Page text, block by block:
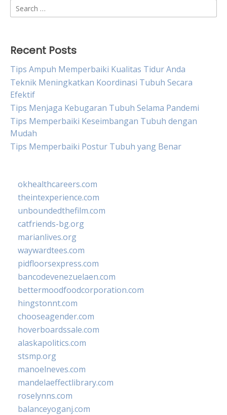
Search
for:
Recent Posts
Tips Ampuh Memperbaiki Kualitas Tidur Anda
Teknik Meningkatkan Koordinasi Tubuh Secara
Efektif
Tips Menjaga Kebugaran Tubuh Selama Pandemi
Tips Memperbaiki Keseimbangan Tubuh dengan
Mudah
Tips Memperbaiki Postur Tubuh yang Benar
okhealthcareers.com
theintexperience.com
unboundedthefilm.com
catfriends-bg.org
marianlives.org
waywardtees.com
pidfloorsexpress.com
bancodevenezuelaen.com
bettermoodfoodcorporation.com
hingstonnt.com
chooseagender.com
hoverboardssale.com
alaskapolitics.com
stsmp.org
manoelneves.com
mandelaeffectlibrary.com
roselynns.com
balanceyoganj.com